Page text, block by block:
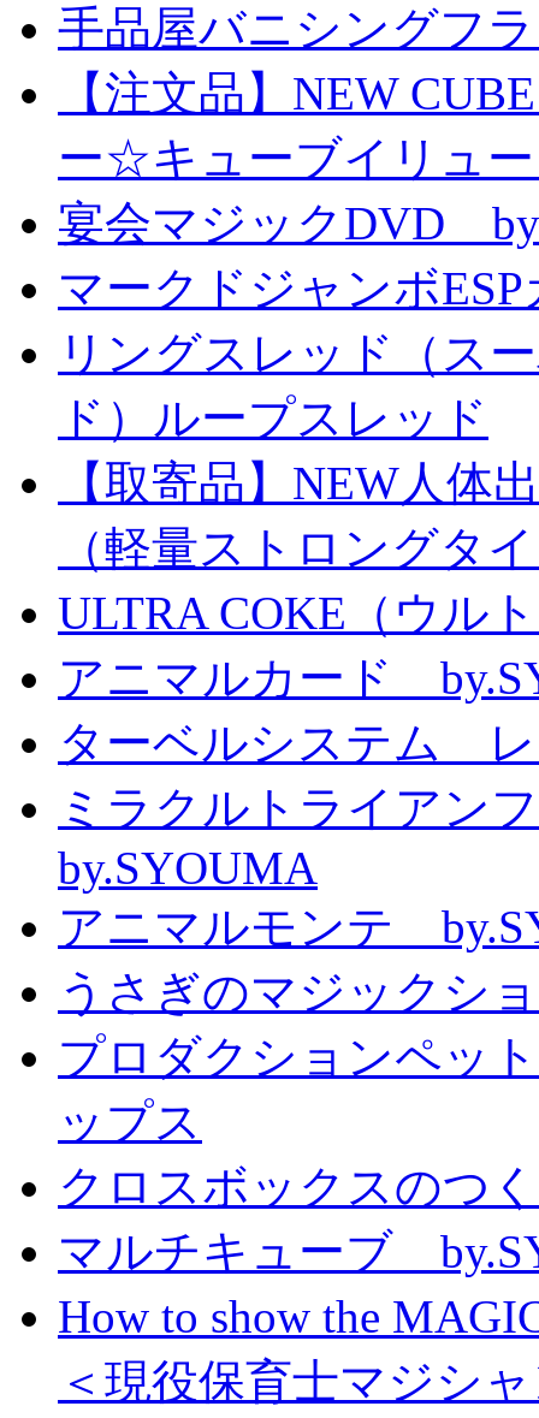
手品屋バニシングフ
【注文品】NEW
ー☆キューブイリュ
宴会マジックDVD
マークドジャンボ
リングスレッド（ス
ド）ループスレッド
【取寄品】NEW人体
（軽量ストロングタ
ULTRA COKE（ウル
アニマルカード
ターベルシステム
ミラクルトライアン
by.SYOUMA
アニマルモンテ
うさぎのマジックシ
プロダクションペッ
ップス
クロスボックスのつ
マルチキューブ
How to show the
＜現役保育士マジシ